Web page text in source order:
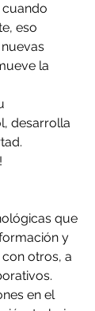
eso
la
desarrolla
que
y
otros, a
en el